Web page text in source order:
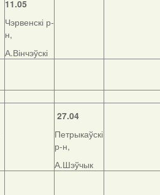
11.05
Чэрвенскі р-
н,
А.Вінчэўскі
27.04
Петрыкаўскі
р-н,
А.Шэўчык